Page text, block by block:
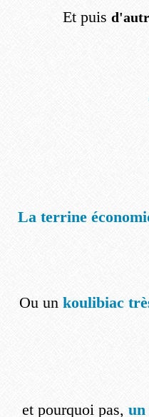
Et puis
La terrine
Ou un koulibiac
et pourquoi pas, un